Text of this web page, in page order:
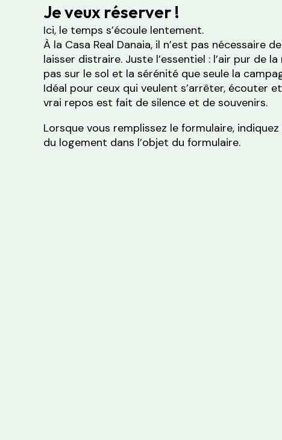
Je veux réserver !
Ici, le temps s’écoule lentement.
À la Casa Real Danaia, il n’est pas nécessaire
laisser distraire. Juste l’essentiel : l’air pur de
pas sur le sol et la sérénité que seule la
Idéal pour ceux qui veulent s’arrêter, écouter
vrai repos est fait de silence et de souvenirs.
Lorsque vous remplissez le formulaire,
du logement dans l’objet du formulaire.